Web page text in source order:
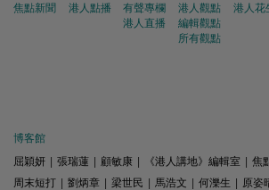
焦點新聞 港人點播
有聲專欄
港人直播
港人觀點
編輯觀點
所有觀點
港人花
博客館
屈穎妍 | 張瑞蓮 | 顧敏康 | 《港人講地》編輯室 | 焦
周末短打 | 劉炳章 | 梁世民 | 馬浩文 | 何濼生 | 原姿